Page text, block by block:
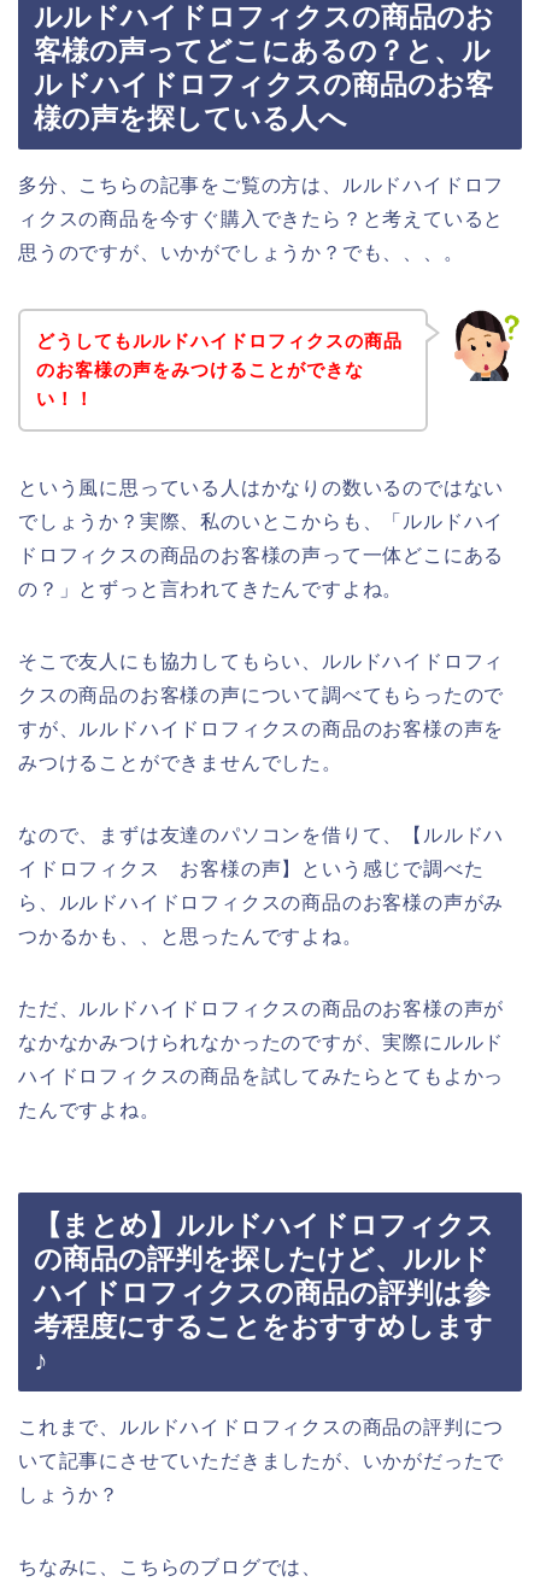
ルルドハイドロフィクスの商品のお
客様の声ってどこにあるの？と、ル
ルドハイドロフィクスの商品のお客
様の声を探している人へ
多分、こちらの記事をご覧の方は、ルルドハイドロフ
ィクスの商品を今すぐ購入できたら？と考えていると
思うのですが、いかがでしょうか？でも、、、。
どうしてもルルドハイドロフィクスの商品
のお客様の声をみつけることができな
い！！
という風に思っている人はかなりの数いるのではない
でしょうか？実際、私のいとこからも、「ルルドハイ
ドロフィクスの商品のお客様の声って一体どこにある
の？」とずっと言われてきたんですよね。
そこで友人にも協力してもらい、ルルドハイドロフィ
クスの商品のお客様の声について調べてもらったので
すが、ルルドハイドロフィクスの商品のお客様の声を
みつけることができませんでした。
なので、まずは友達のパソコンを借りて、【ルルドハ
イドロフィクス お客様の声】という感じで調べた
ら、ルルドハイドロフィクスの商品のお客様の声がみ
つかるかも、、と思ったんですよね。
ただ、ルルドハイドロフィクスの商品のお客様の声が
なかなかみつけられなかったのですが、実際にルルド
ハイドロフィクスの商品を試してみたらとてもよかっ
たんですよね。
【まとめ】ルルドハイドロフィクス
の商品の評判を探したけど、ルルド
ハイドロフィクスの商品の評判は参
考程度にすることをおすすめします
♪
これまで、ルルドハイドロフィクスの商品の評判につ
いて記事にさせていただきましたが、いかがだったで
しょうか？
ちなみに、こちらのブログでは、